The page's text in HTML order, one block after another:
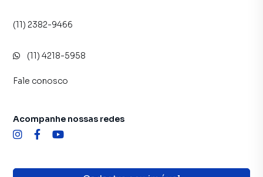
(11) 2382-9466
(11) 4218-5958
Fale conosco
Acompanhe nossas redes